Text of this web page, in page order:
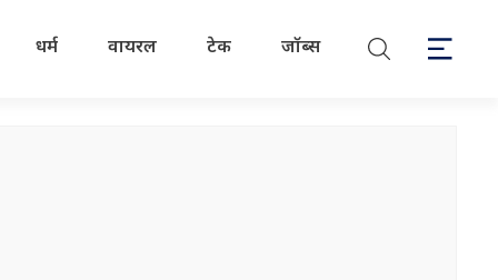
धर्म वायरल टेक जॉब्स